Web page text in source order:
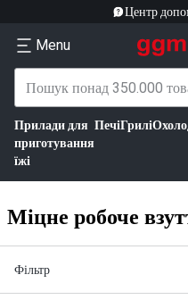
Центр
Menu
Прилади для
приготування
їжі
ПечіГрилі
Міцне робоче
Фільтр